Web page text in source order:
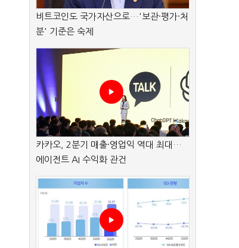
비트코인도 국가자산으로…'보관·평가·처
분' 기준은 숙제
카카오, 2분기 매출·영업익 역대 최대…
에이전트 AI 수익화 관건